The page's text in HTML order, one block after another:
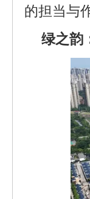
的担当与
绿之韵